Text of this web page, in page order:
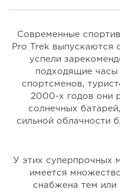
Современные
Pro Trek выпускаются
успели
подходящие часы
спортсменов,
2000-х годов они
солнечных
сильной облачности
У этих суперпрочных
имеется
снабжена тем